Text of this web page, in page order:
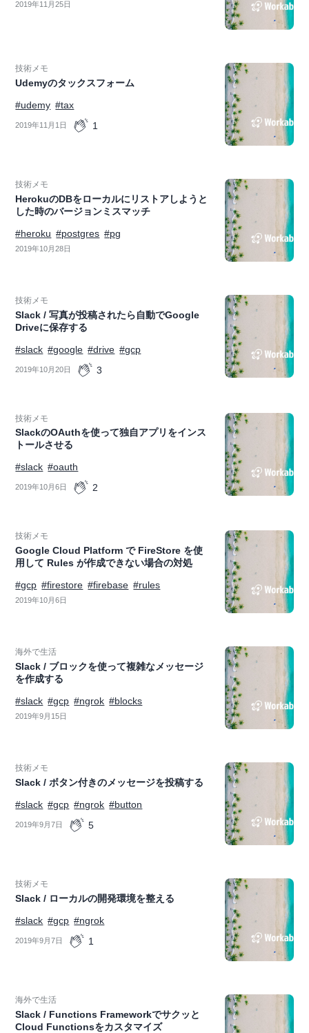
2019年11月25日
技術メモ
Udemyのタックスフォーム
#udemy #tax
2019年11月1日 1
技術メモ
HerokuのDBをローカルにリストアしようと
した時のバージョンミスマッチ
#heroku #postgres #pg
2019年10月28日
技術メモ
Slack / 写真が投稿されたら自動でGoogle
Driveに保存する
#slack #google #drive #gcp
2019年10月20日 3
技術メモ
SlackのOAuthを使って独自アプリをインス
トールさせる
#slack #oauth
2019年10月6日 2
技術メモ
Google Cloud Platform で FireStore を使
用して Rules が作成できない場合の対処
#gcp #firestore #firebase #rules
2019年10月6日
海外で生活
Slack / ブロックを使って複雑なメッセージ
を作成する
#slack #gcp #ngrok #blocks
2019年9月15日
技術メモ
Slack / ボタン付きのメッセージを投稿する
#slack #gcp #ngrok #button
2019年9月7日 5
技術メモ
Slack / ローカルの開発環境を整える
#slack #gcp #ngrok
2019年9月7日 1
海外で生活
Slack / Functions Frameworkでサクッと
Cloud Functionsをカスタマイズ